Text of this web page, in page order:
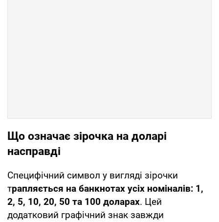
Що означає зірочка на доларі
насправді
Специфічний символ у вигляді зірочки
трапляється на банкнотах усіх номіналів: 1,
2, 5, 10, 20, 50 та 100 доларах. Цей
додатковий графічний знак завжди